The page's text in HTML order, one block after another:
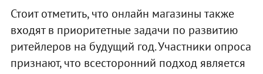
Стоит отметить, что онлайн магазины также
входят в приоритетные задачи по развитию
ритейлеров на будущий год. Участники опроса
признают, что всесторонний подход является